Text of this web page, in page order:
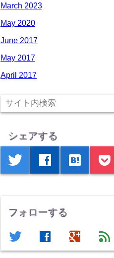
March 2023
May 2020
June 2017
May 2017
April 2017
シェアする
twitter facebook hatenabookmark
フォローする
twitter facebook google feed